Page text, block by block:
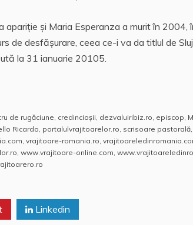
și Maria Esperanza a murit în 2004,
de desfășurare, ceea ce-i va da titlul de
la 31 ianuarie 20105.
de rugăciune, credincioșii, dezvaluiribiz.ro, episcop,
Ricardo, portalulvrajitoarelor.ro, scrisoare pastorală,
, vrajitoare-romania.ro,
, www.vrajitoare-online.com,
Linkedin